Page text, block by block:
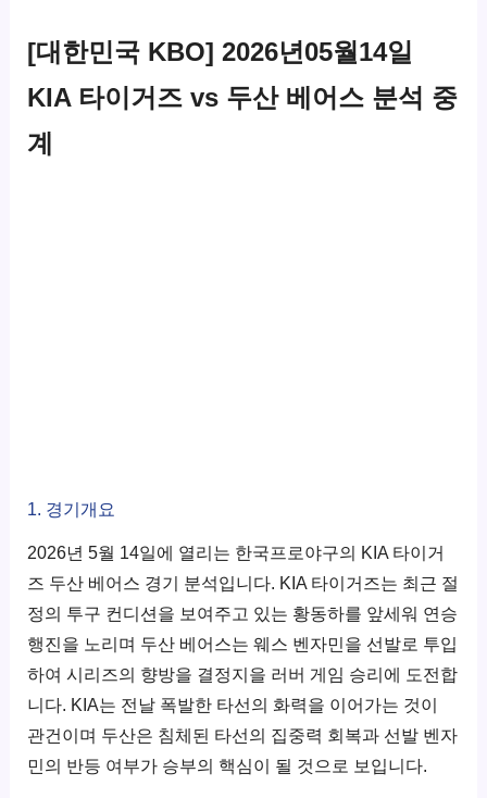
[대한민국 KBO] 2026년05월14일
KIA 타이거즈 vs 두산 베어스 분석 중
계
1. 경기개요
2026년 5월 14일에 열리는 한국프로야구의 KIA 타이거
즈 두산 베어스 경기 분석입니다. KIA 타이거즈는 최근 절
정의 투구 컨디션을 보여주고 있는 황동하를 앞세워 연승
행진을 노리며 두산 베어스는 웨스 벤자민을 선발로 투입
하여 시리즈의 향방을 결정지을 러버 게임 승리에 도전합
니다. KIA는 전날 폭발한 타선의 화력을 이어가는 것이
관건이며 두산은 침체된 타선의 집중력 회복과 선발 벤자
민의 반등 여부가 승부의 핵심이 될 것으로 보입니다.